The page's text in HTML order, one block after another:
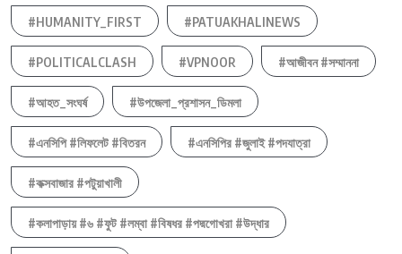
#HUMANITY_FIRST #PATUAKHALINEWS
#POLITICALCLASH #VPNOOR #আজীবন #সম্মাননা
#আহত_সংঘর্ষ #উপজেলা_প্রশাসন_ডিমলা
#এনসিপি #লিফলেট #বিতরন #এনসিপির #জুলাই #পদযাত্রা
#কক্সবাজার #পটুয়াখালী
#কলাপাড়ায় #৬ #ফুট #লম্বা #বিষধর #পদ্মগোখরা #উদ্ধার